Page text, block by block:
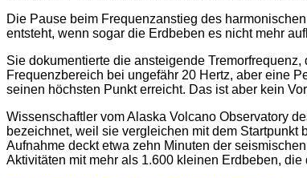
Die Pause beim Frequenzanstieg des
entsteht, wenn sogar die Erdbeben es nicht mehr
Sie dokumentierte die ansteigende
Frequenzbereich bei ungefähr 20 Hertz, aber eine
seinen höchsten Punkt erreicht. Das ist aber kein
Wissenschaftler vom Alaska Volcano Observatory
bezeichnet, weil sie vergleichen mit dem
Aufnahme deckt etwa zehn Minuten der
Aktivitäten mit mehr als 1.600 kleinen Erdbeben,